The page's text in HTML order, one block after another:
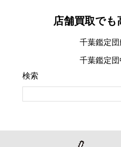
店舗買取でも
千葉鑑定
千葉鑑定
検索